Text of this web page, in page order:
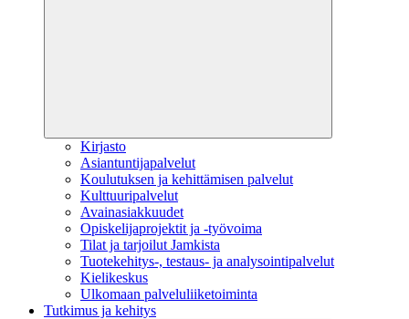
Kirjasto
Asiantuntijapalvelut
Koulutuksen ja kehittämisen palvelut
Kulttuuripalvelut
Avainasiakkuudet
Opiskelijaprojektit​ ja -työvoima
Tilat ja tarjoilut Jamkista
Tuotekehitys-, testaus- ja analysointipalvelut
Kielikeskus
Ulkomaan palveluliiketoiminta
Tutkimus ja kehitys